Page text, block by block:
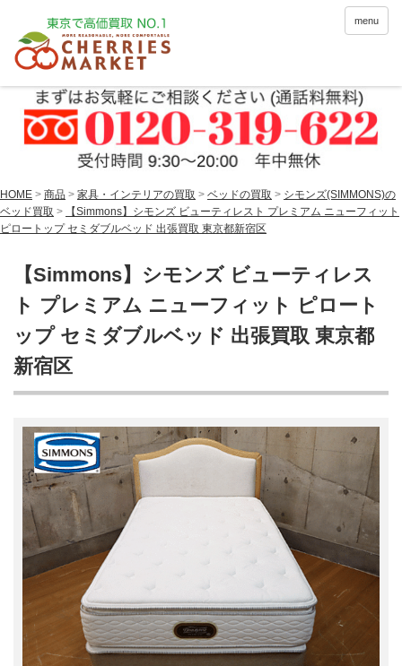
menu
HOME > 商品 > 家具・インテリアの買取 > ベッドの買取 > シモンズ(SIMMONS)の
ベッド買取 >
【Simmons】シモンズ ビューティレスト プレミアム ニューフィット
ピロートップ セミダブルベッド 出張買取 東京都新宿区
【Simmons】シモンズ ビューティレス
ト プレミアム ニューフィット ピロート
ップ セミダブルベッド 出張買取 東京都
新宿区